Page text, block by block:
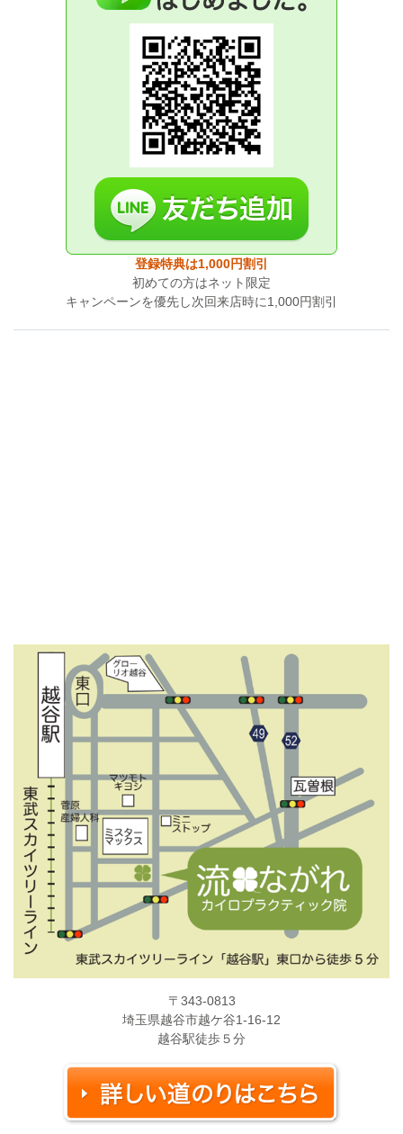
登録特典は1,000円割引
初めての方はネット限定
キャンペーンを優先し次回来店時に1,000円割引
〒343-0813
埼玉県越谷市越ケ谷1-16-12
越谷駅徒歩５分